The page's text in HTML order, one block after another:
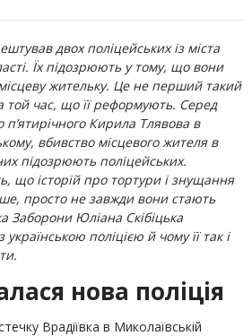
двох поліцейських із міста
Їх підозрюють у тому, що вони
жительку. Це не перший такий
той час, що її реформують. Серед
п’ятирічного Кирила Тлявова в
вбивство місцевого жителя в
підозрюють поліцейських.
що історій про тортури і знущання
просто не завжди вони стають
Заборони Юліана Скібіцька
поліцією й чому її так і
нова поліція
Врадіївка в Миколаївській